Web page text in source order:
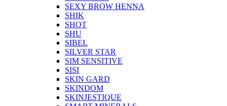
SEXY BROW HENNA
SHIK
SHOT
SHU
SIBEL
SILVER STAR
SIM SENSITIVE
SISI
SKIN GARD
SKINDOM
SKINJESTIQUE